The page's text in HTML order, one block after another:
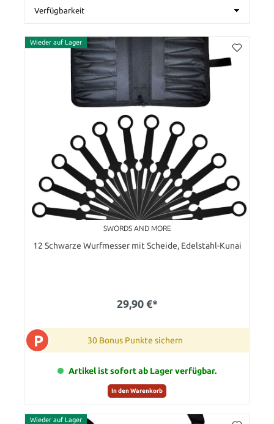
Wieder auf Lager
SWORDS AND MORE
12 Schwarze Wurfmesser mit Scheide, Edelstahl-Kunai
29,90 €*
P 30 Bonus Punkte sichern
Artikel ist sofort ab Lager verfügbar.
In den Warenkorb
Wieder auf Lager